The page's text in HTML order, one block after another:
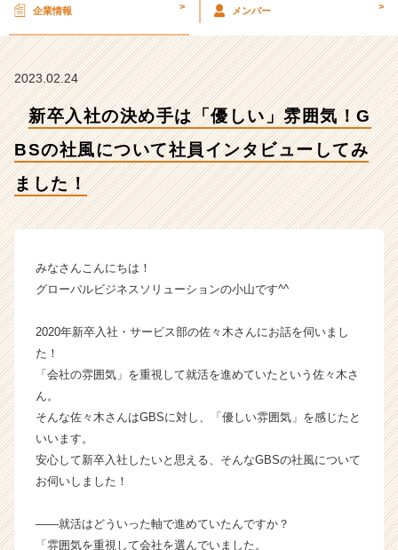
囲
S
の
社
い
社
員
タ
ュ
し
ま
【グ
ロ
企業情報 > メンバー >
2023.02.24
新卒入社の決め手は「優しい」雰囲気！G
BSの社風について社員インタビューしてみ
ました！
みなさんこんにちは！
グローバルビジネスソリューションの小山です^^
2020年新卒入社・サービス部の佐々木さんにお話を伺いまし
た！
「会社の雰囲気」を重視して就活を進めていたという佐々木さ
ん。
そんな佐々木さんはGBSに対し、「優しい雰囲気」を感じたと
いいます。
安心して新卒入社したいと思える、そんなGBSの社風について
お伺いしました！
――就活はどういった軸で進めていたんですか？
「雰囲気を重視して会社を選んでいました。